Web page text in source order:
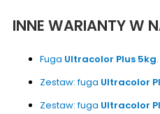
INNE WARIANTY W
Fuga Ultracolor Plus 5kg.
Zestaw: fuga Ultracolor
Zestaw: fuga Ultracolor